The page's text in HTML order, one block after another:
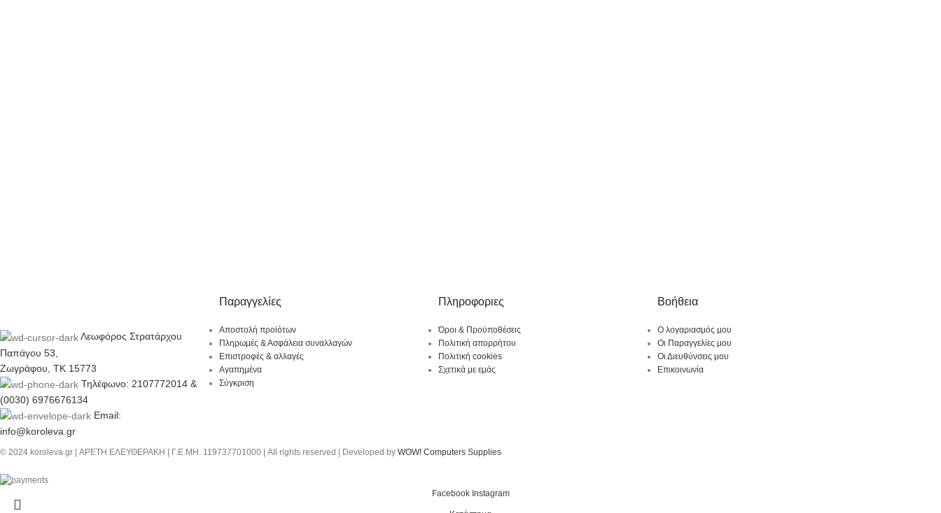
Λεωφόρος Στρατάρχου
Παπάγου 53,
Ζωγράφου, ΤΚ 15773
Τηλέφωνο: 2107772014 &
(0030) 6976676134
Email:
info@koroleva.gr
Παραγγελίες
Αποστολή προϊότων
Πληρωμές & Ασφάλεια συναλλαγών
Επιστροφές & αλλαγές
Αγαπημένα
Σύγκριση
Πληροφοριες
Όροι & Προϋποθέσεις
Πολιτική απορρήτου
Πολιτική cookies
Σχετικά με εμάς
Βοήθεια
Ο λογαριασμός μου
Οι Παραγγελίες μου
Οι Διευθύνσεις μου
Επικοινωνία
© 2024 koroleva.gr | ΑΡΕΤΗ ΕΛΕΥΘΕΡΑΚΗ | Γ.Ε.ΜΗ. 119737701000 | All rights reserved | Developed by WOW! Computers Supplies
Facebook Instagram